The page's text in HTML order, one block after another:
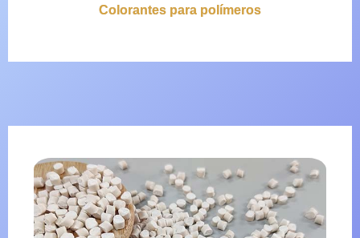
Colorantes para polímeros